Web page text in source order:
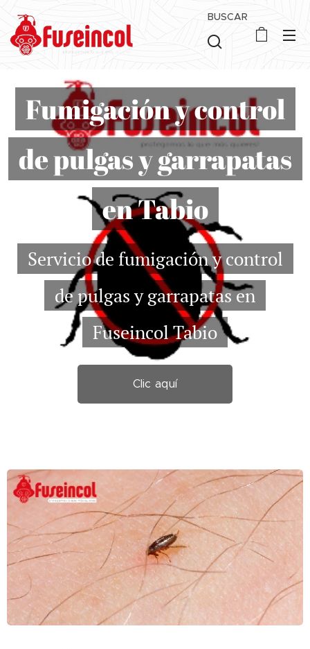
BUSCAR
Fumigación y control
de pulgas y garrapatas
en Tabio
Servicio de fumigación y control
de pulgas y garrapatas en
Fuseincol Tabio
Clic aquí